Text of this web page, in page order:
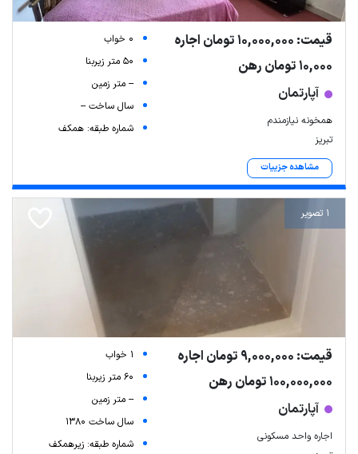
قیمت: 10,000,000 تومان اجاره
10,000 تومان رهن
آپارتمان
همخونه نیازمندم
تبریز
مشاهده جزییات
0 خواب
50 متر زیربنا
-- متر زمین
سال ساخت --
شماره طبقه: همکف
1 تصویر
قیمت: 9,000,000 تومان اجاره
100,000,000 تومان رهن
آپارتمان
اجاره واحد مسکونی
1 خواب
60 متر زیربنا
-- متر زمین
سال ساخت 1380
شماره طبقه: زیرهمکف